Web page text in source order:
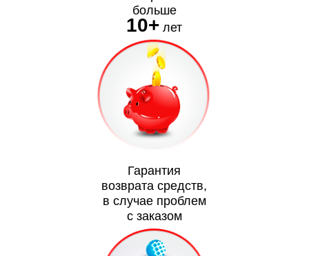
больше
10+ лет
Гарантия
возврата средств,
в случае проблем
с заказом